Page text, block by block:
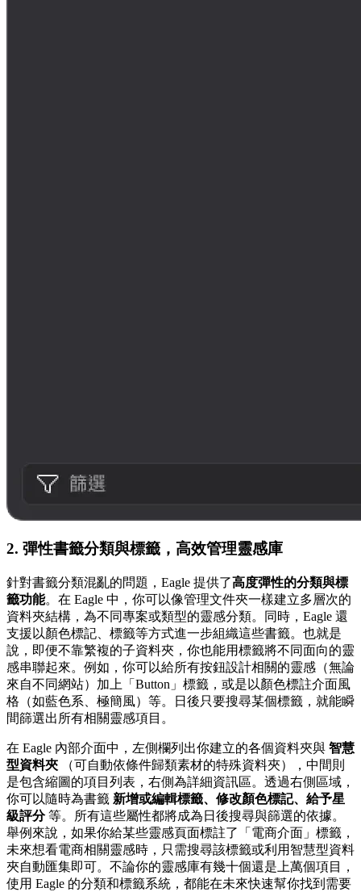
2. 彈性書籤分類與標籤，高效管理靈感庫
針對書籤分類混亂的問題，Eagle 提供了高度彈性的分類與標
籤功能。在 Eagle 中，你可以像管理文件夾一樣建立多層次的
資料夾結構，為不同專案或類型的靈感分類。同時，Eagle 還
支援以顏色標記、標籤等方式進一步組織這些書籤。也就是
說，即便不靠繁複的子資料夾，你也能用標籤將不同面向的靈
感串聯起來。例如，你可以給所有按鈕設計相關的靈感（無論
來自不同網站）加上「Button」標籤，或是以顏色標註介面風
格（如藍色系、極簡風）等。日後只要搜尋某個標籤，就能瞬
間篩選出所有相關靈感項目。
在 Eagle 內部介面中，左側欄列出你建立的各個資料夾與 智慧
型資料夾 （可自動依條件歸類素材的特殊資料夾），中間則
是包含縮圖的項目列表，右側為詳細資訊區。透過右側區域，
你可以隨時為書籤 新增或編輯標籤、修改顏色標記、給予星
級評分等。所有這些屬性都將成為日後搜尋與篩選的依據。
舉例來說，如果你給某些靈感頁面標註了「電商介面」標籤，
未來想看電商相關靈感時，只需搜尋該標籤或利用智慧型資料
夾自動匯集即可。不論你的靈感庫有幾十個還是上萬個項目，
使用 Eagle 的分類和標籤系統，都能在未來快速幫你找到需要